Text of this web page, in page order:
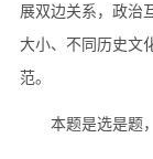
展双边关系，政治
大小、不同历史文
范。
本题是选是题